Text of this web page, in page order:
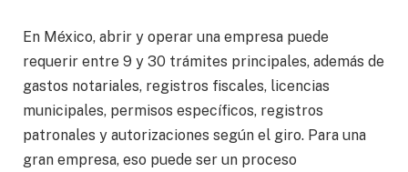
En México, abrir y operar una empresa puede
requerir entre 9 y 30 trámites principales, además de
gastos notariales, registros fiscales, licencias
municipales, permisos específicos, registros
patronales y autorizaciones según el giro. Para una
gran empresa, eso puede ser un proceso